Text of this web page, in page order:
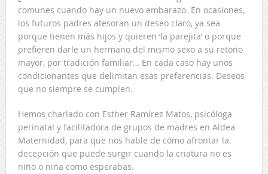
comunes cuando hay un nuevo embarazo. En ocasiones,
los futuros padres atesoran un deseo claro, ya sea
porque tienen más hijos y quieren ‘la parejita’ o porque
prefieren darle un hermano del mismo sexo a su retoño
mayor, por tradición familiar… En cada caso hay unos
condicionantes que delimitan esas preferencias. Deseos
que no siempre se cumplen.
Hemos charlado con Esther Ramírez Matos, psicóloga
perinatal y facilitadora de grupos de madres en Aldea
Maternidad, para que nos hable de cómo afrontar la
decepción que puede surgir cuando la criatura no es
niño o niña como esperabas.